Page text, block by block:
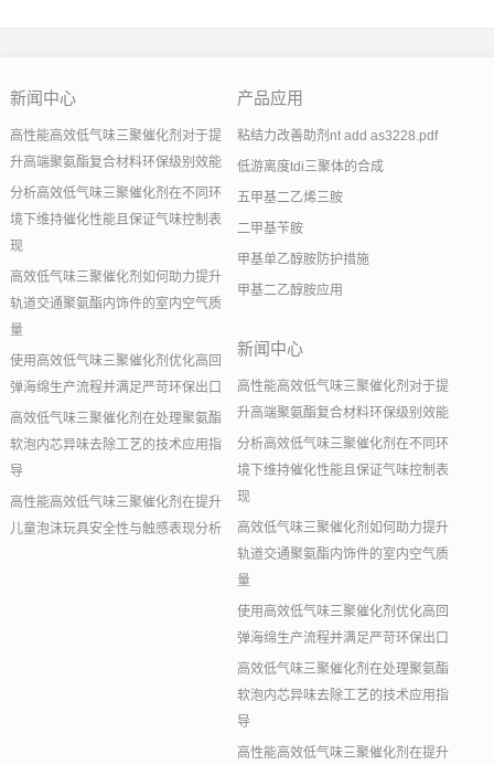
新闻中心
高性能高效低气味三聚催化剂对于提
升高端聚氨酯复合材料环保级别效能
分析高效低气味三聚催化剂在不同环
境下维持催化性能且保证气味控制表
现
高效低气味三聚催化剂如何助力提升
轨道交通聚氨酯内饰件的室内空气质
量
使用高效低气味三聚催化剂优化高回
弹海绵生产流程并满足严苛环保出口
高效低气味三聚催化剂在处理聚氨酯
软泡内芯异味去除工艺的技术应用指
导
高性能高效低气味三聚催化剂在提升
儿童泡沫玩具安全性与触感表现分析
产品应用
粘结力改善助剂nt add as3228.pdf
低游离度tdi三聚体的合成
五甲基二乙烯三胺
二甲基苄胺
甲基单乙醇胺防护措施
甲基二乙醇胺应用
新闻中心
高性能高效低气味三聚催化剂对于提
升高端聚氨酯复合材料环保级别效能
分析高效低气味三聚催化剂在不同环
境下维持催化性能且保证气味控制表
现
高效低气味三聚催化剂如何助力提升
轨道交通聚氨酯内饰件的室内空气质
量
使用高效低气味三聚催化剂优化高回
弹海绵生产流程并满足严苛环保出口
高效低气味三聚催化剂在处理聚氨酯
软泡内芯异味去除工艺的技术应用指
导
高性能高效低气味三聚催化剂在提升